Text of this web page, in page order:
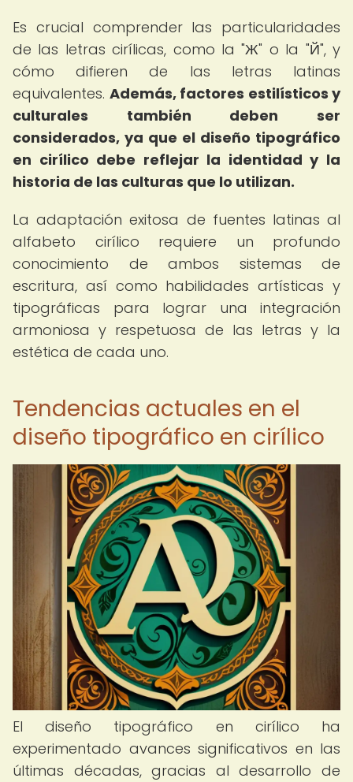
Es crucial comprender las particularidades
de las letras cirílicas, como la "Ж" o la "Й", y
cómo difieren de las letras latinas
equivalentes. Además, factores estilísticos y
culturales también deben ser
considerados, ya que el diseño tipográfico
en cirílico debe reflejar la identidad y la
historia de las culturas que lo utilizan.
La adaptación exitosa de fuentes latinas al
alfabeto cirílico requiere un profundo
conocimiento de ambos sistemas de
escritura, así como habilidades artísticas y
tipográficas para lograr una integración
armoniosa y respetuosa de las letras y la
estética de cada uno.
Tendencias actuales en el
diseño tipográfico en cirílico
El diseño tipográfico en cirílico ha
experimentado avances significativos en las
últimas décadas, gracias al desarrollo de